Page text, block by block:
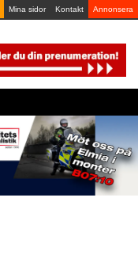
Mina sidor Kontakt Annonsera